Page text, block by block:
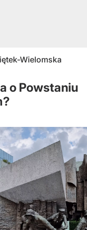
Wielomska
o Powstaniu